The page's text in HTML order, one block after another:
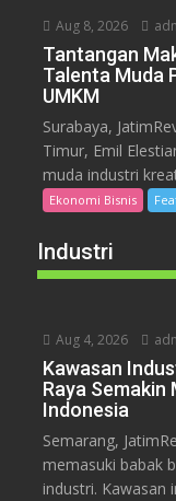
Aug 8, 2026
Tantangan
Talenta Muda
UMKM
Surabaya,
Timur, Emil
muda industri
Ekonomi Bisnis
Industri
Aug 4, 2026
Kawasan
Raya
Indonesia
Semarang,
memasuki babak
industri. Kawasan